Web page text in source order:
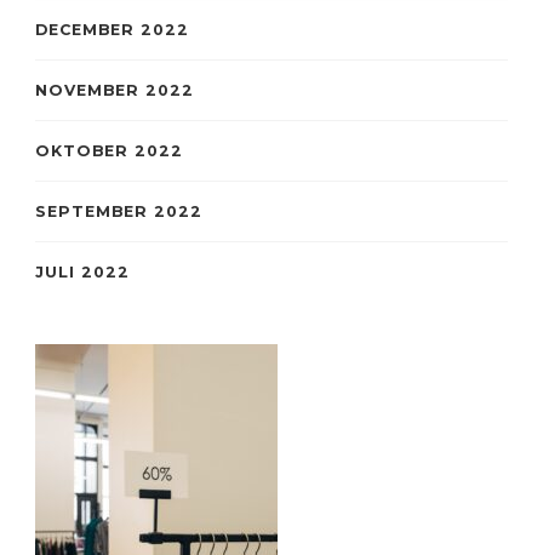
DECEMBER 2022
NOVEMBER 2022
OKTOBER 2022
SEPTEMBER 2022
JULI 2022